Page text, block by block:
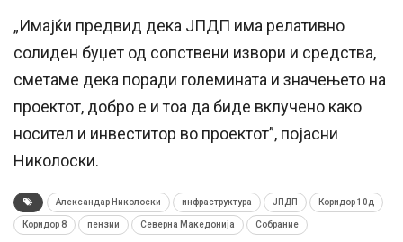
„Имајќи предвид дека ЈПДП има релативно
солиден буџет од сопствени извори и средства,
сметаме дека поради големината и значењето на
проектот, добро е и тоа да биде вклучено како
носител и инвеститор во проектот”, појасни
Николоски.
Александар Николоски инфраструктура ЈПДП Коридор 10д
Коридор 8 пензии Северна Македонија Собрание